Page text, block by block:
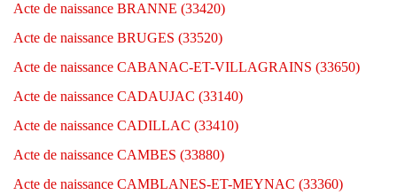
Acte de naissance BRANNE (33420)
Acte de naissance BRUGES (33520)
Acte de naissance CABANAC-ET-VILLAGRAINS (33650)
Acte de naissance CADAUJAC (33140)
Acte de naissance CADILLAC (33410)
Acte de naissance CAMBES (33880)
Acte de naissance CAMBLANES-ET-MEYNAC (33360)